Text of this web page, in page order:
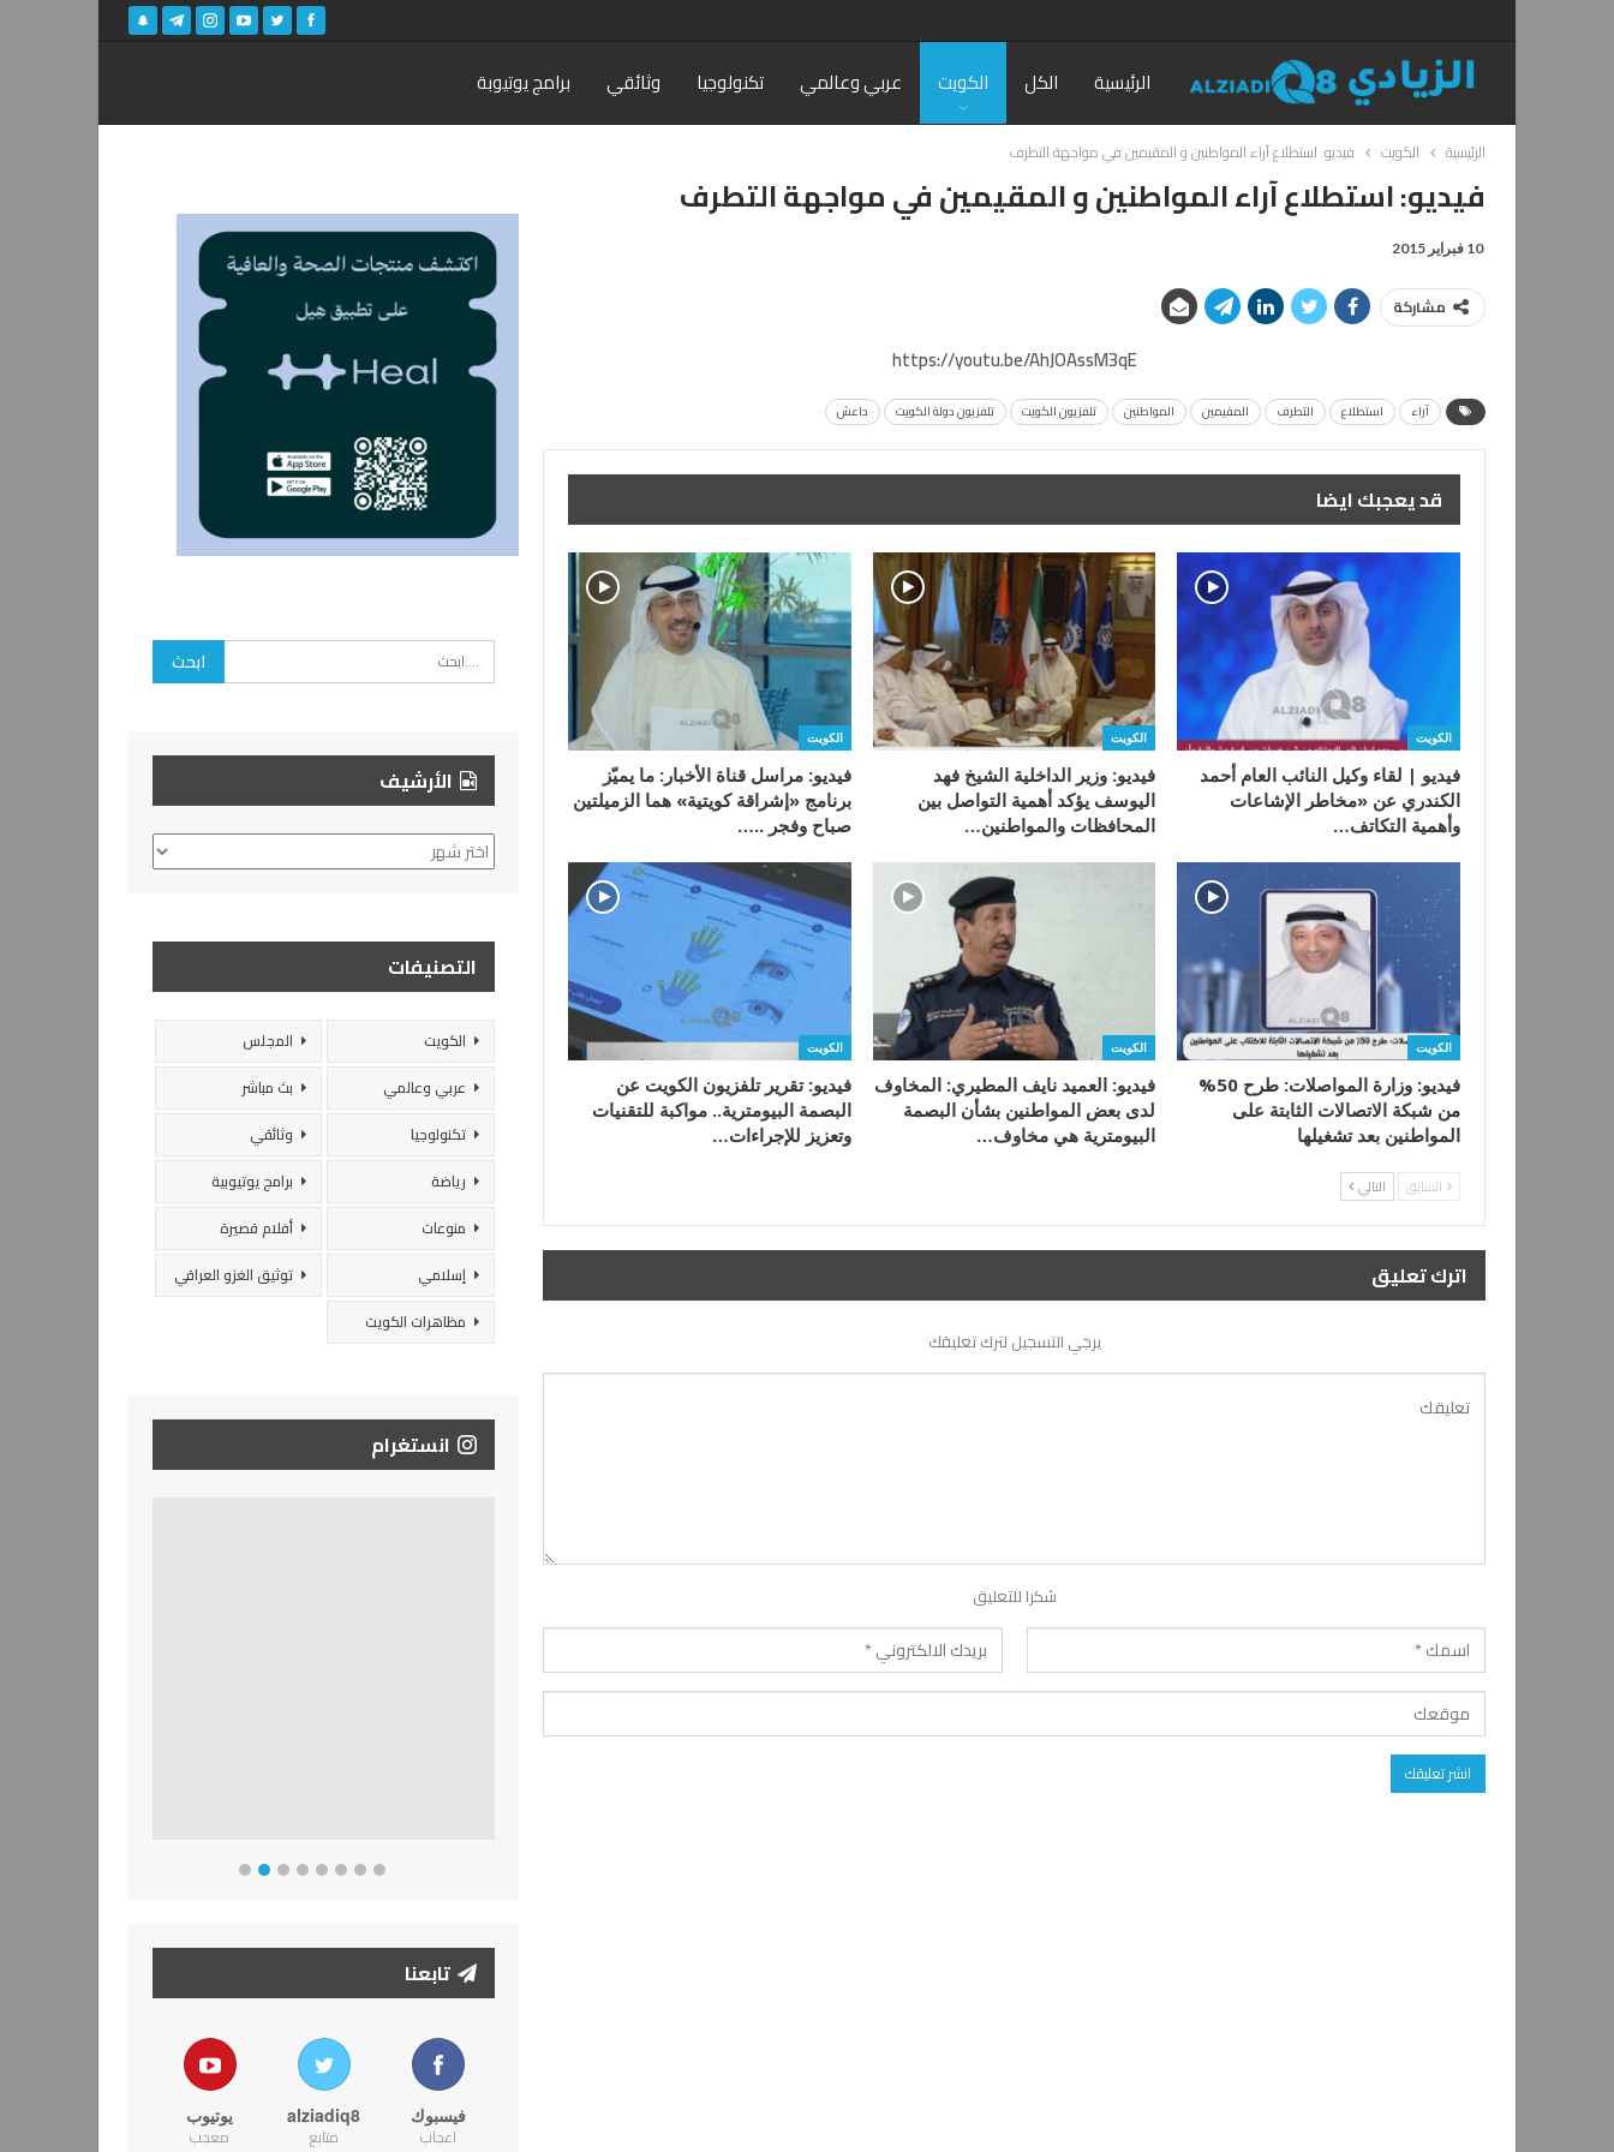
الرئيسية الكل الكويت عربي وعالمي تكنولوجيا وثائقي برامج يوتيوبة
الرئيسية الكويت فيديو: استطلاع آراء المواطنين و المقيمين في مواجهة التطرف
فيديو: استطلاع آراء المواطنين و المقيمين في مواجهة التطرف
10 فبراير 2015
مشاركة
https://youtu.be/AhJOAssM3qE
آراء استطلاع التطرف المقيمين المواطنين تلفزيون الكويت تلفزيون دولة الكويت داعش
قد يعجبك ايضا
الكويت
فيديو | لقاء وكيل النائب العام أحمد
الكندري عن «مخاطر الإشاعات
وأهمية التكاتف…
الكويت
فيديو: وزير الداخلية الشيخ فهد
اليوسف يؤكد أهمية التواصل بين
المحافظات والمواطنين…
الكويت
فيديو: مراسل قناة الأخبار: ما يميّز
برنامج «إشراقة كويتية» هما الزميلتين
صباح وفجر ..…
الكويت
فيديو: وزارة المواصلات: طرح 50%
من شبكة الاتصالات الثابتة على
المواطنين بعد تشغيلها
الكويت
فيديو: العميد نايف المطيري: المخاوف
لدى بعض المواطنين بشأن البصمة
البيومترية هي مخاوف…
الكويت
فيديو: تقرير تلفزيون الكويت عن
البصمة البيومترية.. مواكبة للتقنيات
وتعزيز للإجراءات…
السابق التالي
اترك تعليق
يرجي التسجيل لترك تعليقك
شكرا للتعليق
الأرشيف
الأرشيف
التصنيفات
الكويت
المجلس
عربي وعالمي
بث مباشر
تكنولوجيا
وثائقي
رياضة
برامج يوتيوبية
منوعات
أفلام قصيرة
إسلامي
توثيق الغزو العراقي
مظاهرات الكويت
انستغرام
تابعنا
فيسبوك
اعجاب
alziadiq8
متابع
يوتيوب
معجب